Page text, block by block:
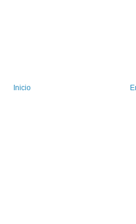
Inicio